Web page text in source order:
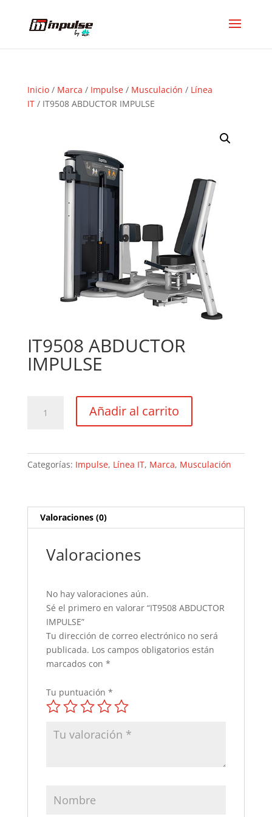
Inicio/ Marca / Impulse/ Musculación / Línea
IT/ IT9508 ABDUCTOR IMPULSE
IT9508 ABDUCTOR
IMPULSE
ABDUCTOR
Añadir al carrito
Categorías: Impulse, Línea IT, Marca, Musculación
Valoraciones (0)
Valoraciones
No hay valoraciones aún.
Sé el primero en valorar “IT9508 ABDUCTOR
IMPULSE”
Tu dirección de correo electrónico no será
publicada. Los campos obligatorios están
marcados con *
Tu puntuación *